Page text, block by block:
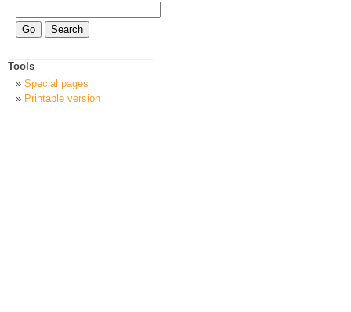
Tools
Special pages
Printable version